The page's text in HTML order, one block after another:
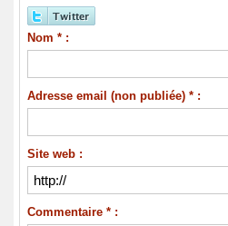
Nom * :
Adresse email (non publiée) * :
Site web :
Commentaire * :